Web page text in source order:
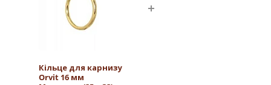
Кільце для карнизу
Orvit 16 мм